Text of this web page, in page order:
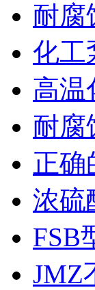
耐腐
化工
高温
耐腐
正确
浓硫
FSB
JMZ